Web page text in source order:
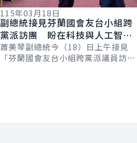
115年03月18日
副總統接見芬蘭國會友台小組跨
黨派訪團 盼在科技與人工智慧
領域深化合作
蕭美琴副總統今（18）日上午接見
「芬蘭國會友台小組跨黨派議員訪問